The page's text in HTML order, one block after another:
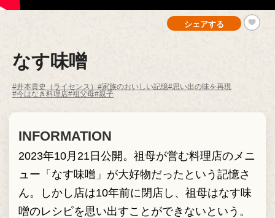
シェアする
なす味噌
#井本貴史（ライセンス） #家族のおいしい記憶#思い出の味を再現
#今はなき料理店#祖父母#親子
INFORMATION
2023年10月21日公開。祖母が営む料理店のメニ
ュー「なす味噌」が大好物だったという記憶さ
ん。しかし店は10年前に閉店し、祖母はなす味
噌のレシピを思い出すことができないという。